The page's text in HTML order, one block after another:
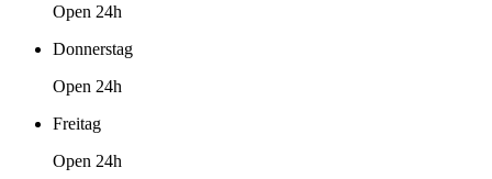
Open 24h
Donnerstag
Open 24h
Freitag
Open 24h